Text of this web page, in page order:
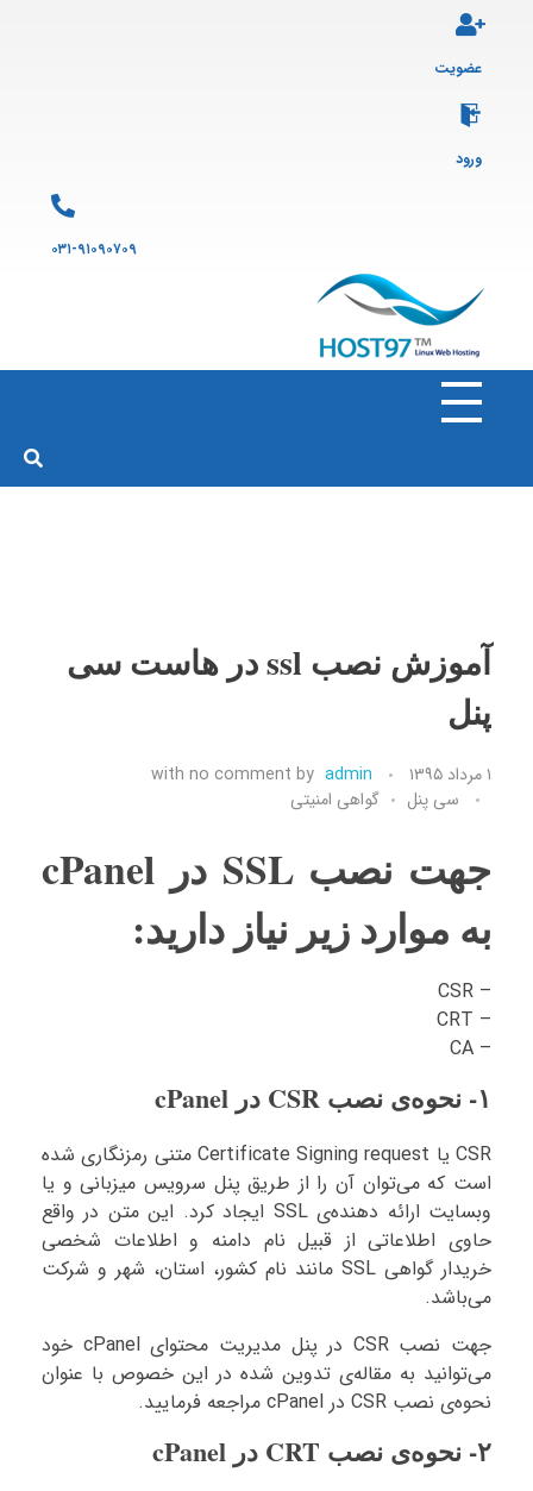
عضویت
ورود
۰۳۱-۹۱۰۹۰۷۰۹
هاست ۹۷ارائه سرویس هاست لینوکس و ثبت دامنه
آموزش نصب ssl در هاست سی
پنل
۱ مرداد ۱۳۹۵ by admin
with no comment
سی پنل
گواهی امنیتی
جهت نصب SSL در cPanel
به موارد زیر نیاز دارید:
– CSR
– CRT
– CA
۱- نحوه‌ی نصب CSR در cPanel
CSR یا Certificate Signing request متنی رمزنگاری شده
است که می‌توان آن را از طریق پنل سرویس میزبانی و یا
وبسایت ارائه دهنده‌ی SSL ایجاد کرد. این متن در واقع
حاوی اطلاعاتی از قبیل نام دامنه و اطلاعات شخصی
خریدار گواهی SSL مانند نام کشور، استان، شهر و شرکت
می‌باشد.
جهت نصب CSR در پنل مدیریت محتوای cPanel خود
می‌توانید به مقاله‌ی تدوین شده در این خصوص با عنوان
نحوه‌ی نصب CSR در cPanel مراجعه فرمایید.
۲- نحوه‌ی نصب CRT در cPanel